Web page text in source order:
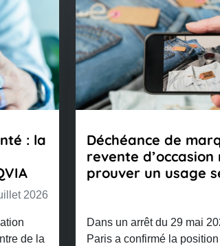
Déchéance de marque :
revente d’occasion ne suffit
prouver un usage sérieux ?
Dans un arrêt du 29 mai 2026, la cour
Paris a confirmé la position de l’Institut